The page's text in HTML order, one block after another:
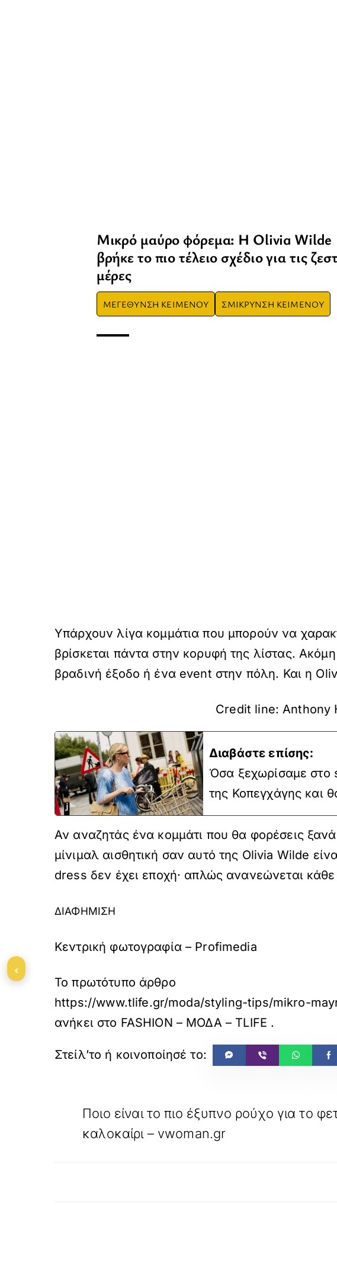
Μικρό μαύρο φόρεμα: Η Olivia Wilde
βρήκε το πιο τέλειο σχέδιο για τις
μέρες
ΜΕΓΕΘΥΝΣΗ ΚΕΙΜΕΝΟΥ ΣΜΙΚΡΥΝΣΗ ΚΕΙΜΕΝΟΥ
Υπάρχουν λίγα κομμάτια που μπορούν να
βρίσκεται πάντα στην κορυφή της λίστας.
βραδινή έξοδο ή ένα event στην πόλη. Και η
Credit line: Anthony
Διαβάστε επίσης:
Όσα ξεχωρίσαμε
της Κοπεγχάγης και
Αν αναζητάς ένα κομμάτι που θα φορέσεις
μίνιμαλ αισθητική σαν αυτό της Olivia Wilde
dress δεν έχει εποχή· απλώς ανανεώνεται
ΔΙΑΦΗΜΙΣΗ
Kεντρική φωτογραφία – Profimedia
Το πρωτότυπο άρθρο
https://www.tlife.gr/moda/styling-tips/mikro-
ανήκει στο FASHION – ΜΟΔΑ – TLIFE .
Ποιο είναι το πιο έξυπνο ρούχο για το
καλοκαίρι – vwoman.gr
‹